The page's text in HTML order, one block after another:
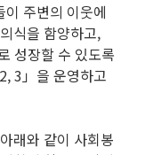
주변의 이웃에
식을 함양하고,
성장할 수 있도록
3」을 운영하고
래와 같이 사회봉